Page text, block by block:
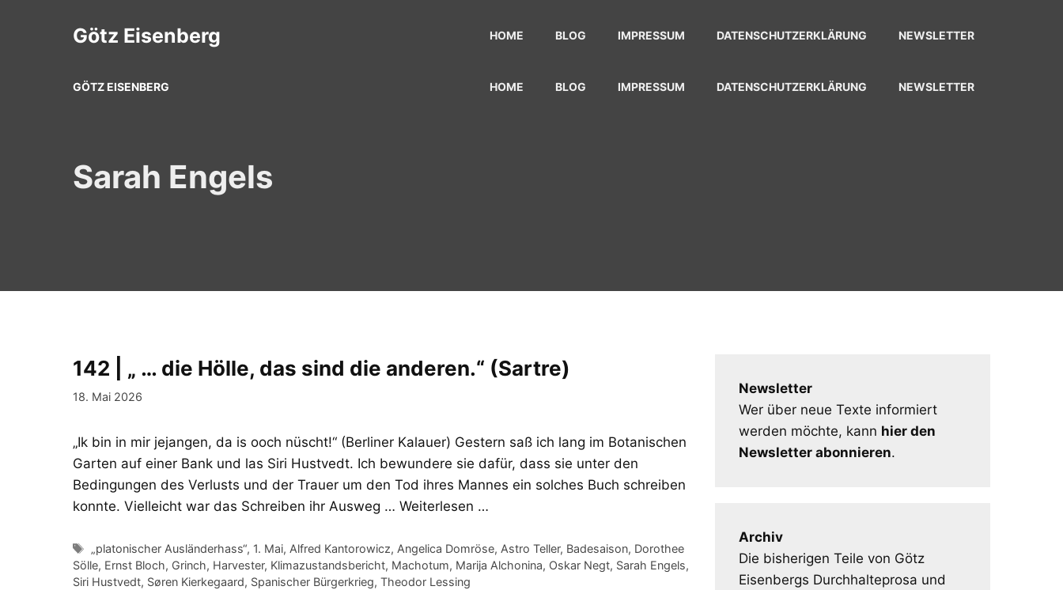
Götz Eisenberg HOME BLOG IMPRESSUM DATENSCHUTZERKLÄRUNG NEWSLETTER
GÖTZ EISENBERG HOME BLOG IMPRESSUM DATENSCHUTZERKLÄRUNG NEWSLETTER
Sarah Engels
142 | „ … die Hölle, das sind die anderen.“ (Sartre)
18. Mai 2026
„Ik bin in mir jejangen, da is ooch nüscht!“ (Berliner Kalauer) Gestern saß ich lang im Botanischen
Garten auf einer Bank und las Siri Hustvedt. Ich bewundere sie dafür, dass sie unter den
Bedingungen des Verlusts und der Trauer um den Tod ihres Mannes ein solches Buch schreiben
konnte. Vielleicht war das Schreiben ihr Ausweg … Weiterlesen …
Schlagwörter
„platonischer Ausländerhass“, 1. Mai, Alfred Kantorowicz, Angelica Domröse, Astro Teller, Badesaison, Dorothee
Sölle, Ernst Bloch, Grinch, Harvester, Klimazustandsbericht, Machotum, Marija Alchonina, Oskar Negt, Sarah Engels,
Siri Hustvedt, Søren Kierkegaard, Spanischer Bürgerkrieg, Theodor Lessing
Newsletter
Wer über neue Texte informiert
werden möchte, kann hier den
Newsletter abonnieren.
Archiv
Die bisherigen Teile von Götz
Eisenbergs Durchhalteprosa und